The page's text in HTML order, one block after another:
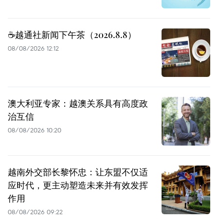
☕️越通社新闻下午茶（2026.8.8）
08/08/2026 12:12
澳大利亚专家：越澳关系具有高度政
治互信
08/08/2026 10:20
越南外交部长黎怀忠：让东盟不仅适
应时代，更主动塑造未来并有效发挥
作用
08/08/2026 09:22